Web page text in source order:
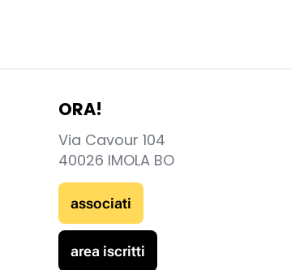
ORA!
Via Cavour 104
40026 IMOLA BO
associati
area iscritti